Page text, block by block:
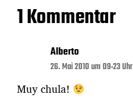
1 Kommentar
Alberto
26. Mai 2010 um 09:23 Uhr
Muy chula!